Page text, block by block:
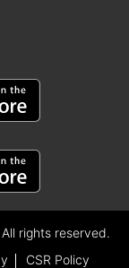
rights reserved.
CSR Policy